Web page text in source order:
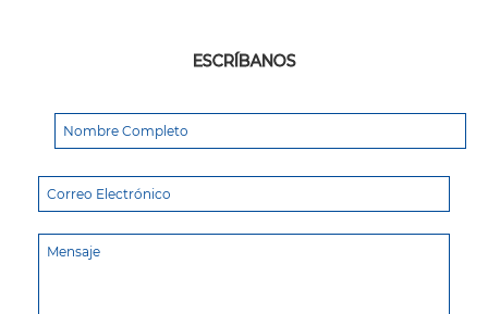
ESCRÍBANOS